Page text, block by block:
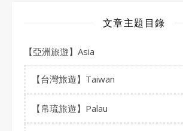
文章主題目錄
【亞洲旅遊】Asia
【台灣旅遊】Taiwan
【帛琉旅遊】Palau